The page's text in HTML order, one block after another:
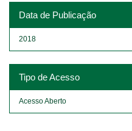
Data de Publicação
2018
Tipo de Acesso
Acesso Aberto